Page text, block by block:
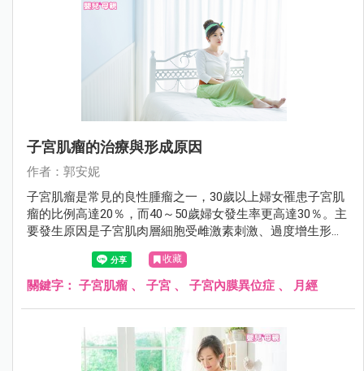
子宮肌瘤的治療與形成原因
作者：郭安妮
子宮肌瘤是常見的良性腫瘤之一，30歲以上婦女罹患子宮肌
瘤的比例高達20％，而40～50歲婦女發生率更高達30％。主
要發生原因是子宮肌肉層細胞受雌激素刺激、過度增生形成
的良性腫瘤，大部份不需要治療，只要定期追蹤即可。
收藏
關鍵字： 子宮肌瘤 、 子宮 、 子宮內膜異位症 、 月經